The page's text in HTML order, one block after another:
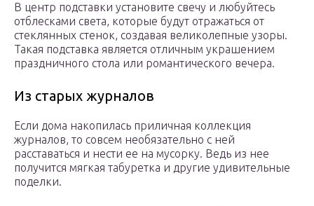
В центр подставки установите свечу и любуйтесь
отблесками света, которые будут отражаться от
стеклянных стенок, создавая великолепные узоры.
Такая подставка является отличным украшением
праздничного стола или романтического вечера.
Из старых журналов
Если дома накопилась приличная коллекция
журналов, то совсем необязательно с ней
расставаться и нести ее на мусорку. Ведь из нее
получится мягкая табуретка и другие удивительные
поделки.